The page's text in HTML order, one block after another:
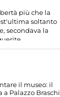
più che la
soltanto
secondava la
il museo: il
a Palazzo Braschi